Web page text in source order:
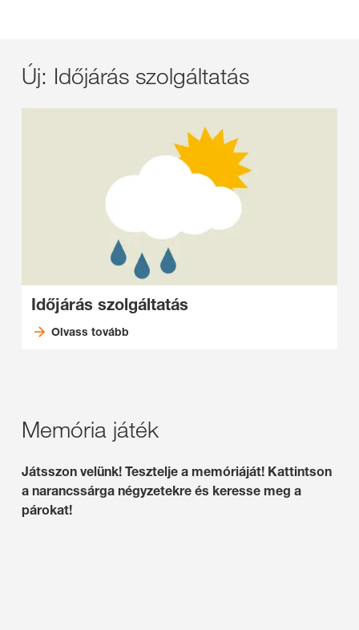
Új: Időjárás szolgáltatás
Időjárás szolgáltatás
Olvass tovább
Memória játék
Játsszon velünk! Tesztelje a memóriáját! Kattintson
a narancssárga négyzetekre és keresse meg a
párokat!